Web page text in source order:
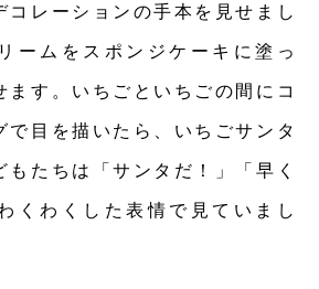
コレーションの手本を見せまし
ームをスポンジケーキに塗っ
ます。いちごといちごの間にコ
で目を描いたら、いちごサンタ
もたちは「サンタだ！」「早く
くわくした表情で見ていまし